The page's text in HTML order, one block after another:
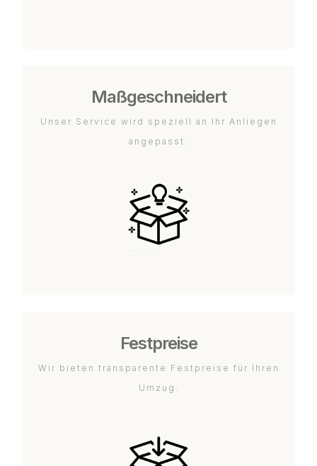
Maßgeschneidert
Unser Service wird speziell an Ihr Anliegen
angepasst.
Festpreise
Wir bieten transparente Festpreise für Ihren
Umzug.